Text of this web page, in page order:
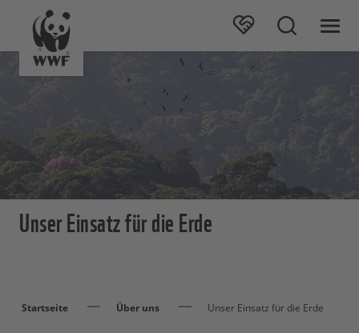
Unser Einsatz für die Erde
Startseite Über uns Unser Einsatz für die Erde